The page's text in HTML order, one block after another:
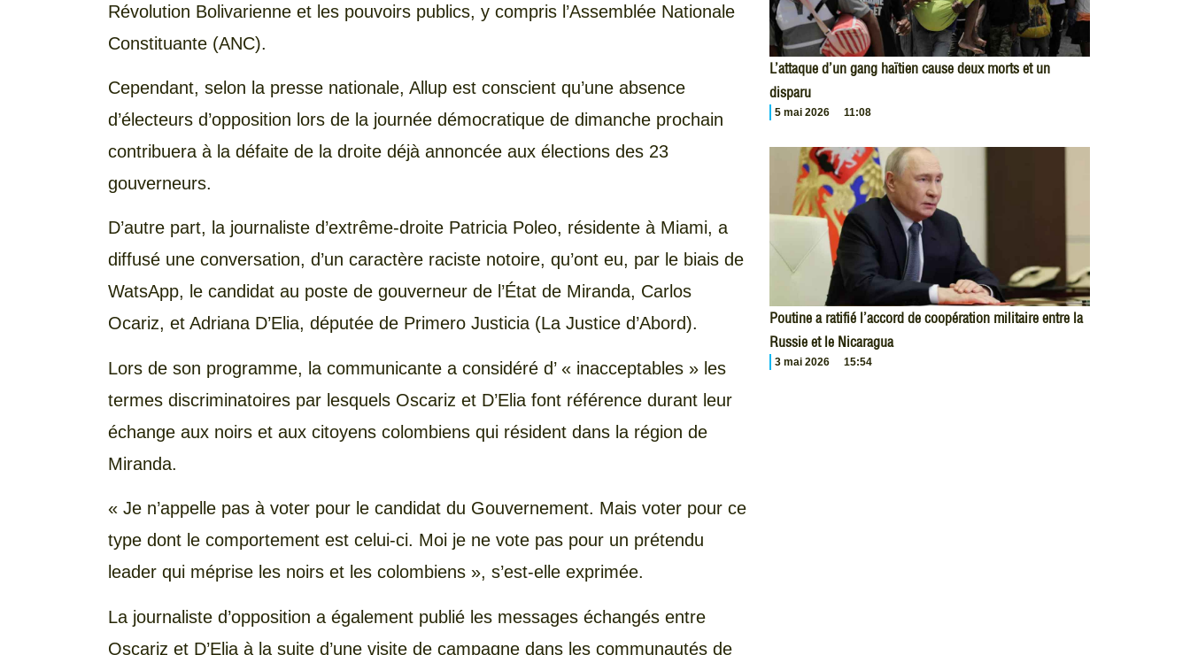
Révolution Bolivarienne et les pouvoirs publics, y compris l’Assemblée Nationale
Constituante (ANC).
Cependant, selon la presse nationale, Allup est conscient qu’une absence
d’électeurs d’opposition lors de la journée démocratique de dimanche prochain
contribuera à la défaite de la droite déjà annoncée aux élections des 23
gouverneurs.
D’autre part, la journaliste d’extrême-droite Patricia Poleo, résidente à Miami, a
diffusé une conversation, d’un caractère raciste notoire, qu’ont eu, par le biais de
WatsApp, le candidat au poste de gouverneur de l’État de Miranda, Carlos
Ocariz, et Adriana D’Elia, députée de Primero Justicia (La Justice d’Abord).
Lors de son programme, la communicante a considéré d’ « inacceptables » les
termes discriminatoires par lesquels Oscariz et D’Elia font référence durant leur
échange aux noirs et aux citoyens colombiens qui résident dans la région de
Miranda.
« Je n’appelle pas à voter pour le candidat du Gouvernement. Mais voter pour ce
type dont le comportement est celui-ci. Moi je ne vote pas pour un prétendu
leader qui méprise les noirs et les colombiens », s’est-elle exprimée.
La journaliste d’opposition a également publié les messages échangés entre
Oscariz et D’Elia à la suite d’une visite de campagne dans les communautés de
L’attaque d’un gang haïtien cause deux morts et un
disparu
5 mai 2026 11:08
Poutine a ratifié l’accord de coopération militaire entre la
Russie et le Nicaragua
3 mai 2026 15:54